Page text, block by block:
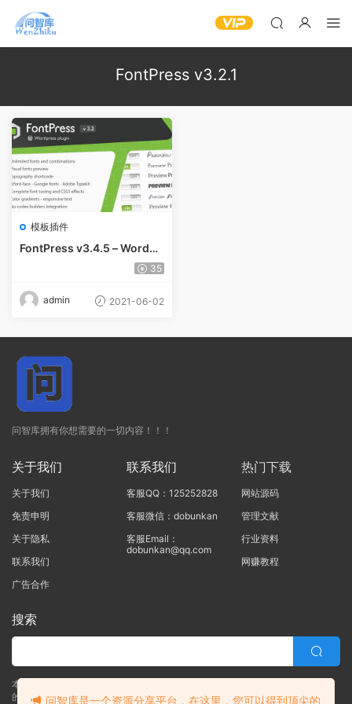
FontPress v3.2.1
模板插件
FontPress v3.4.5 – WordPr
35
admin 2021-06-02
问智库拥有你想需要的一切内容！！！
关于我们
关于我们
免责申明
关于隐私
联系我们
广告合作
联系我们
客服QQ：125252828
客服微信：dobunkan
客服Email：
dobunkan@qq.com
热门下载
网站源码
管理文献
行业资料
网赚教程
搜索
本站的所有资源均由本站的站长及合作伙伴整理发布，80%的内容为合作伙伴
的职场实战干货！！
问智库是一个资源分享平台，在这里，您可以得到顶尖的